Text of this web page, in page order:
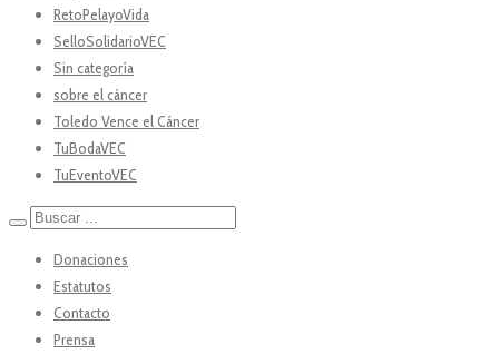
RetoPelayoVida
SelloSolidarioVEC
Sin categoría
sobre el cáncer
Toledo Vence el Cáncer
TuBodaVEC
TuEventoVEC
Donaciones
Estatutos
Contacto
Prensa